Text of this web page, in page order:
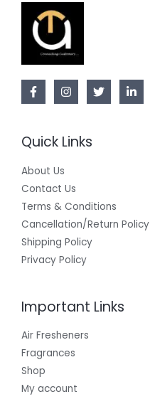
Quick Links
About Us
Contact Us
Terms & Conditions
Cancellation/Return Policy
Shipping Policy
Privacy Policy
Important Links
Air Fresheners
Fragrances
Shop
My account